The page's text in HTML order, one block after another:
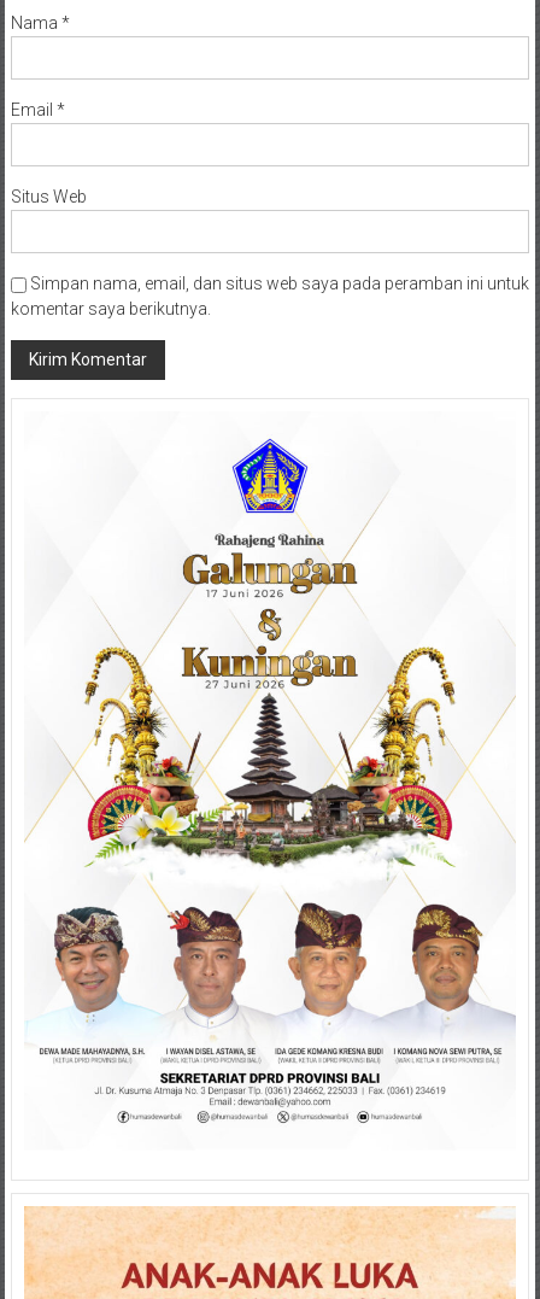
Nama *
Email *
Situs Web
Simpan nama, email, dan situs web saya pada peramban ini untuk
komentar saya berikutnya.